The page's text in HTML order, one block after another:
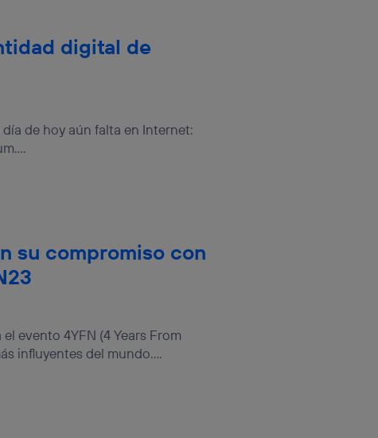
digital de
de hoy aún falta en Internet:
su compromiso con
evento 4YFN (4 Years From
influyentes del mundo....